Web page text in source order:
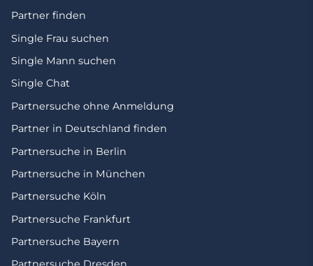
Partner finden
Single Frau suchen
Single Mann suchen
Single Chat
Partnersuche ohne Anmeldung
Partner in Deutschland finden
Partnersuche in Berlin
Partnersuche in München
Partnersuche Köln
Partnersuche Frankfurt
Partnersuche Bayern